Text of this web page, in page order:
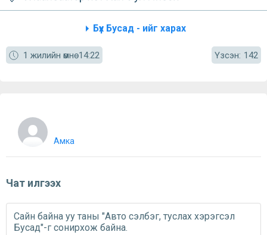
Бүх Бусад - ийг харах
1 жилийн өмнө 14:22 Үзсэн: 142
Амка
Чат илгээх